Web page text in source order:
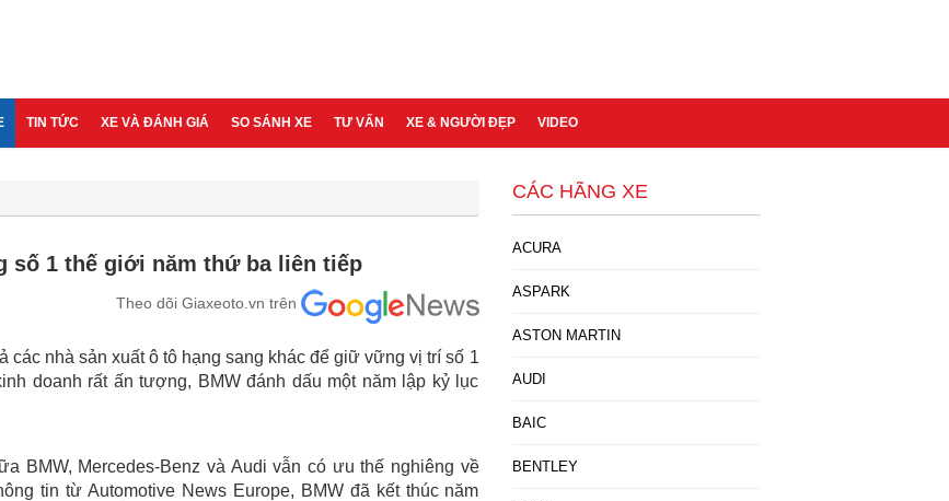
TIN TỨC XE VÀ ĐÁNH GIÁ SO SÁNH XE TƯ VẤN XE & NGƯỜI ĐẸP VIDEO
số 1 thế giới năm thứ ba liên tiếp
Theo dõi Giaxeoto.vn trên
các nhà sản xuất ô tô hạng sang khác để giữ vững vị trí số 1
doanh rất ấn tượng, BMW đánh dấu một năm lập kỷ lục
BMW, Mercedes-Benz và Audi vẫn có ưu thế nghiêng về
tin từ Automotive News Europe, BMW đã kết thúc năm
CÁC HÃNG XE
ACURA
ASPARK
ASTON MARTIN
AUDI
BAIC
BENTLEY